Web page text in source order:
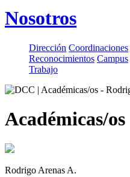
Nosotros
Dirección Coordinaciones
Reconocimientos Campus
Trabajo
Académicas/os
Rodrigo Arenas A.